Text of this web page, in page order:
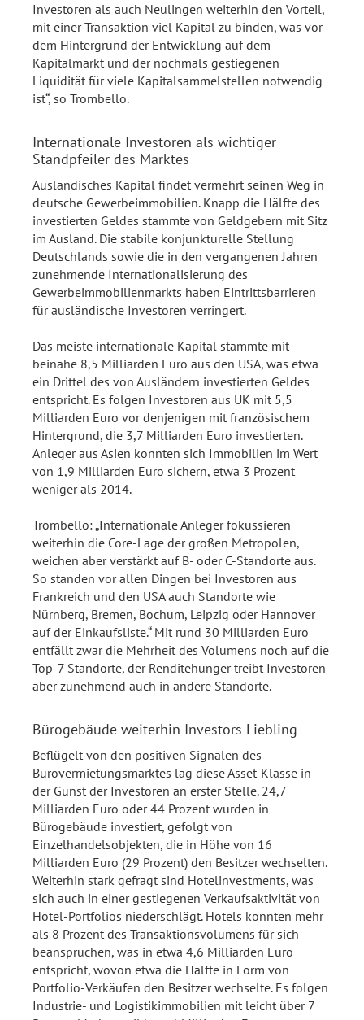
Investoren als auch Neulingen weiterhin den Vorteil,
mit einer Transaktion viel Kapital zu binden, was vor
dem Hintergrund der Entwicklung auf dem
Kapitalmarkt und der nochmals gestiegenen
Liquidität für viele Kapitalsammelstellen notwendig
ist“, so Trombello.
Internationale Investoren als wichtiger
Standpfeiler des Marktes
Ausländisches Kapital findet vermehrt seinen Weg in
deutsche Gewerbeimmobilien. Knapp die Hälfte des
investierten Geldes stammte von Geldgebern mit Sitz
im Ausland. Die stabile konjunkturelle Stellung
Deutschlands sowie die in den vergangenen Jahren
zunehmende Internationalisierung des
Gewerbeimmobilienmarkts haben Eintrittsbarrieren
für ausländische Investoren verringert.
Das meiste internationale Kapital stammte mit
beinahe 8,5 Milliarden Euro aus den USA, was etwa
ein Drittel des von Ausländern investierten Geldes
entspricht. Es folgen Investoren aus UK mit 5,5
Milliarden Euro vor denjenigen mit französischem
Hintergrund, die 3,7 Milliarden Euro investierten.
Anleger aus Asien konnten sich Immobilien im Wert
von 1,9 Milliarden Euro sichern, etwa 3 Prozent
weniger als 2014.
Trombello: „Internationale Anleger fokussieren
weiterhin die Core-Lage der großen Metropolen,
weichen aber verstärkt auf B- oder C-Standorte aus.
So standen vor allen Dingen bei Investoren aus
Frankreich und den USA auch Standorte wie
Nürnberg, Bremen, Bochum, Leipzig oder Hannover
auf der Einkaufsliste.“ Mit rund 30 Milliarden Euro
entfällt zwar die Mehrheit des Volumens noch auf die
Top-7 Standorte, der Renditehunger treibt Investoren
aber zunehmend auch in andere Standorte.
Bürogebäude weiterhin Investors Liebling
Beflügelt von den positiven Signalen des
Bürovermietungsmarktes lag diese Asset-Klasse in
der Gunst der Investoren an erster Stelle. 24,7
Milliarden Euro oder 44 Prozent wurden in
Bürogebäude investiert, gefolgt von
Einzelhandelsobjekten, die in Höhe von 16
Milliarden Euro (29 Prozent) den Besitzer wechselten.
Weiterhin stark gefragt sind Hotelinvestments, was
sich auch in einer gestiegenen Verkaufsaktivität von
Hotel-Portfolios niederschlägt. Hotels konnten mehr
als 8 Prozent des Transaktionsvolumens für sich
beanspruchen, was in etwa 4,6 Milliarden Euro
entspricht, wovon etwa die Hälfte in Form von
Portfolio-Verkäufen den Besitzer wechselte. Es folgen
Industrie- und Logistikimmobilien mit leicht über 7